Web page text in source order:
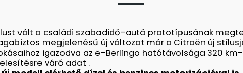
vált a családi szabadidő-autó prototípusának
megjelenésű új változat már a Citroën új
igazodva az ë-Berlingo hatótávolsága 320
váró adat .